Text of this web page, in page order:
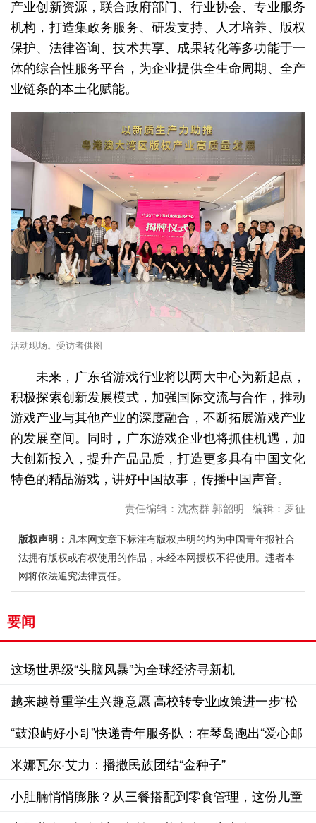
产业创新资源，联合政府部门、行业协会、专业服务
机构，打造集政务服务、研发支持、人才培养、版权
保护、法律咨询、技术共享、成果转化等多功能于一
体的综合性服务平台，为企业提供全生命周期、全产
业链条的本土化赋能。
活动现场。受访者供图
未来，广东省游戏行业将以两大中心为新起点，
积极探索创新发展模式，加强国际交流与合作，推动
游戏产业与其他产业的深度融合，不断拓展游戏产业
的发展空间。同时，广东游戏企业也将抓住机遇，加
大创新投入，提升产品品质，打造更多具有中国文化
特色的精品游戏，讲好中国故事，传播中国声音。
责任编辑：沈杰群 郭韶明 编辑：罗征
版权声明： 凡本网文章下标注有版权声明的均为中国青年报社合
法拥有版权或有权使用的作品，未经本网授权不得使用。违者本
网将依法追究法律责任。
要闻
这场世界级“头脑风暴”为全球经济寻新机
越来越尊重学生兴趣意愿 高校转专业政策进一步“松
绑”
“鼓浪屿好小哥”快递青年服务队：在琴岛跑出“爱心邮
路”
米娜瓦尔·艾力：播撒民族团结“金种子”
小肚腩悄悄膨胀？从三餐搭配到零食管理，这份儿童